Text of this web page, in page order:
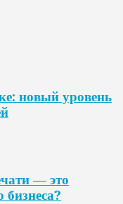
новый уровень
— это
бизнеса?